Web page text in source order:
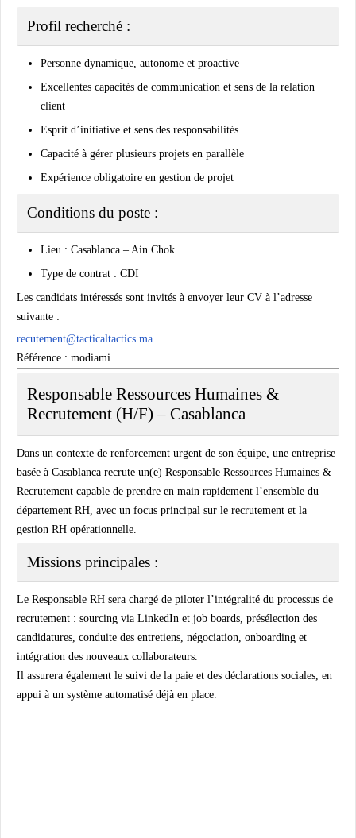
Profil recherché :
Personne dynamique, autonome et proactive
Excellentes capacités de communication et sens de la relation
client
Esprit d’initiative et sens des responsabilités
Capacité à gérer plusieurs projets en parallèle
Expérience obligatoire en gestion de projet
Conditions du poste :
Lieu : Casablanca – Ain Chok
Type de contrat : CDI
Les candidats intéressés sont invités à envoyer leur CV à l’adresse
suivante :
recutement@tacticaltactics.ma
Référence : modiami
Responsable Ressources Humaines &
Recrutement (H/F) – Casablanca
Dans un contexte de renforcement urgent de son équipe, une entreprise
basée à Casablanca recrute un(e) Responsable Ressources Humaines &
Recrutement capable de prendre en main rapidement l’ensemble du
département RH, avec un focus principal sur le recrutement et la
gestion RH opérationnelle.
Missions principales :
Le Responsable RH sera chargé de piloter l’intégralité du processus de
recrutement : sourcing via LinkedIn et job boards, présélection des
candidatures, conduite des entretiens, négociation, onboarding et
intégration des nouveaux collaborateurs.
Il assurera également le suivi de la paie et des déclarations sociales, en
appui à un système automatisé déjà en place.